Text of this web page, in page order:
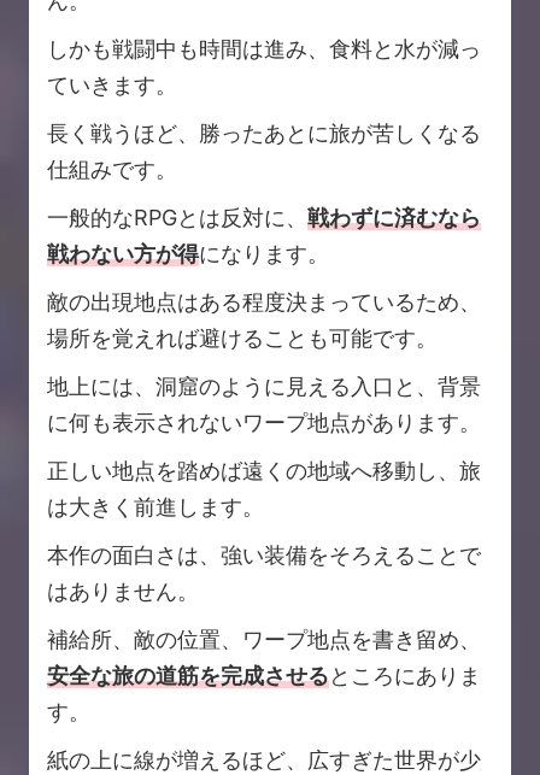
しかも戦闘中も時間は進み、食料と水が減っ
ていきます。
長く戦うほど、勝ったあとに旅が苦しくなる
仕組みです。
一般的なRPGとは反対に、 戦わずに済むなら
戦わない方が得になります。
敵の出現地点はある程度決まっているため、
場所を覚えれば避けることも可能です。
地上には、洞窟のように見える入口と、背景
に何も表示されないワープ地点があります。
正しい地点を踏めば遠くの地域へ移動し、旅
は大きく前進します。
本作の面白さは、強い装備をそろえることで
はありません。
補給所、敵の位置、ワープ地点を書き留め、
安全な旅の道筋を完成させるところにありま
す。
紙の上に線が増えるほど、広すぎた世界が少